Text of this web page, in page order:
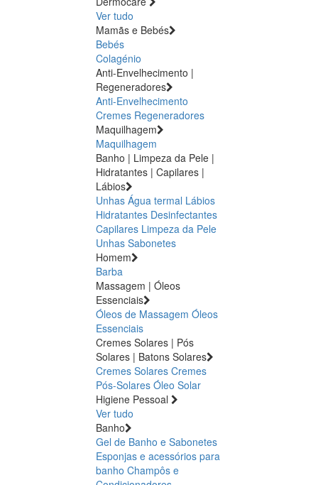
Ver tudo
Mamãs e Bebés
Bebés
Colagénio
Anti-Envelhecimento |
Regeneradores
Anti-Envelhecimento
Cremes Regeneradores
Maquilhagem
Maquilhagem
Banho | Limpeza da Pele |
Hidratantes | Capilares |
Lábios
Unhas Água termal Lábios
Hidratantes Desinfectantes
Capilares Limpeza da Pele
Unhas Sabonetes
Homem
Barba
Massagem | Óleos
Essenciais
Óleos de Massagem Óleos
Essenciais
Cremes Solares | Pós
Solares | Batons Solares
Cremes Solares Cremes
Pós-Solares Óleo Solar
Higiene Pessoal
Ver tudo
Banho
Gel de Banho e Sabonetes
Esponjas e acessórios para
banho Champôs e